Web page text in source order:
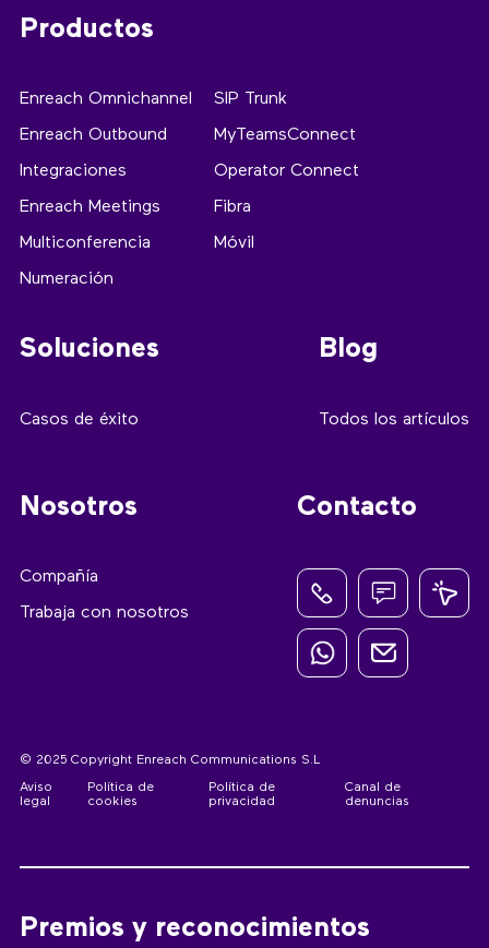
Productos
Enreach Omnichannel
Enreach Outbound
Integraciones
Enreach Meetings
Multiconferencia
Numeración
SIP Trunk
MyTeamsConnect
Operator Connect
Fibra
Móvil
Soluciones
Casos de éxito
Blog
Todos los artículos
Nosotros
Compañía
Trabaja con nosotros
Contacto
© 2025 Copyright Enreach Communications S.L
Aviso
legal
Política de
cookies
Política de
privacidad
Canal de
denuncias
Premios y reconocimientos